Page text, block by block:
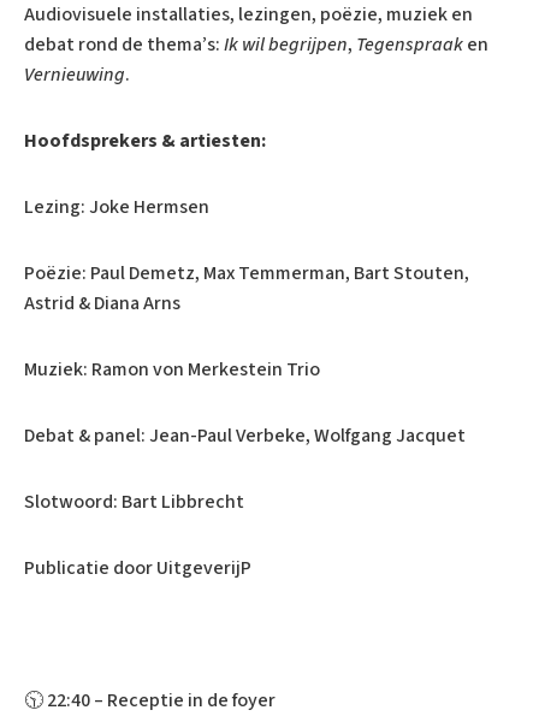
Audiovisuele installaties, lezingen, poëzie, muziek en
debat rond de thema’s:Ik wil begrijpen, Tegenspraaken
Vernieuwing.
Hoofdsprekers & artiesten:
Lezing: Joke Hermsen
Poëzie: Paul Demetz, Max Temmerman, Bart Stouten,
Astrid & Diana Arns
Muziek: Ramon von Merkestein Trio
Debat & panel: Jean-Paul Verbeke, Wolfgang Jacquet
Slotwoord: Bart Libbrecht
Publicatie door UitgeverijP
🕥 22:40 – Receptie in de foyer